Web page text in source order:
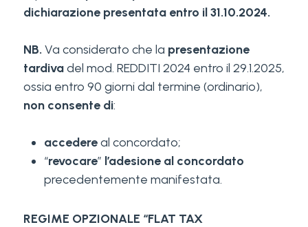
dichiarazione presentata entro il 31.10.2024.
NB. Va considerato che la presentazione
tardivadel mod. REDDITI 2024 entro il 29.1.2025,
ossia entro 90 giorni dal termine (ordinario),
non consente di:
accedereal concordato;
“revocare” l’adesione al concordato
precedentemente manifestata.
REGIME OPZIONALE “FLAT TAX